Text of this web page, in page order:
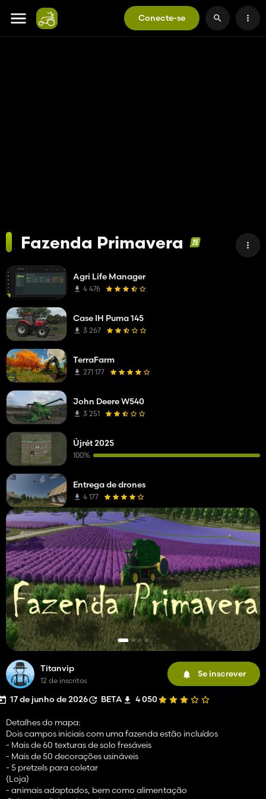
Conecte-se
Fazenda Primavera
Titanvip
12 de inscritos
Se inscrever
17 de junho de 2026 BETA 4 050
Detalhes do mapa:
Dois campos iniciais com uma fazenda estão incluídos
- Mais de 60 texturas de solo fresáveis
- Mais de 50 decorações usináveis
- 5 pretzels para coletar
(Loja)
- animais adaptados, bem como alimentação
Agri Life Manager
4 476
Case IH Puma 145
3 267
TerraFarm
271 177
John Deere W540
3 251
Újrét 2025
100%
Entrega de drones
4 177